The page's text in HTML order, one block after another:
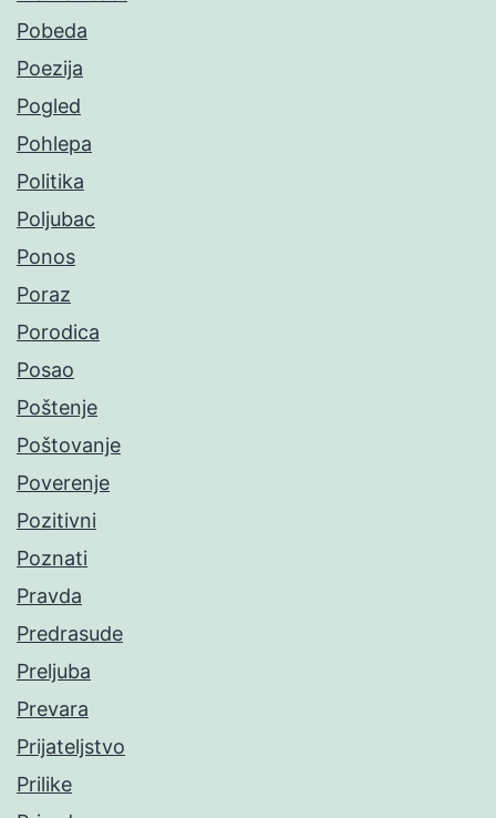
Pobeda
Poezija
Pogled
Pohlepa
Politika
Poljubac
Ponos
Poraz
Porodica
Posao
Poštenje
Poštovanje
Poverenje
Pozitivni
Poznati
Pravda
Predrasude
Preljuba
Prevara
Prijateljstvo
Prilike